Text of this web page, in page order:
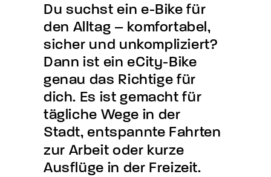
Du suchst ein e-Bike für
den Alltag – komfortabel,
sicher und unkompliziert?
Dann ist ein eCity-Bike
genau das Richtige für
dich. Es ist gemacht für
tägliche Wege in der
Stadt, entspannte Fahrten
zur Arbeit oder kurze
Ausflüge in der Freizeit.